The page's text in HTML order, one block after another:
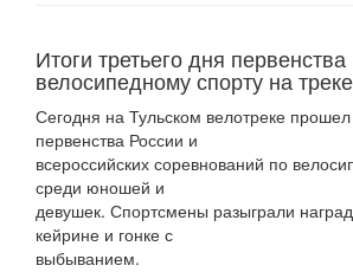
Итоги третьего дня
велосипедному спорту на треке
Сегодня на Тульском велотреке
первенства России и
всероссийских соревнований по
среди юношей и
девушек. Спортсмены разыграли
кейрине и гонке с
выбыванием.